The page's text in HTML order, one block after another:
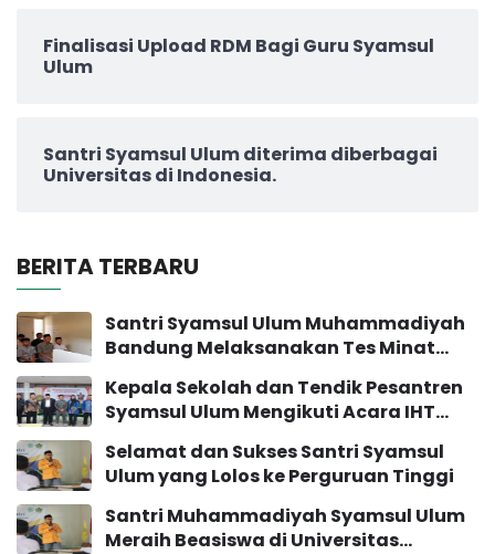
Finalisasi Upload RDM Bagi Guru Syamsul
Ulum
Santri Syamsul Ulum diterima diberbagai
Universitas di Indonesia.
BERITA TERBARU
Santri Syamsul Ulum Muhammadiyah
Bandung Melaksanakan Tes Minat
Kepala Sekolah dan Tendik Pesantren
Syamsul Ulum Mengikuti Acara IHT
Selamat dan Sukses Santri Syamsul
Ulum yang Lolos ke Perguruan Tinggi
Santri Muhammadiyah Syamsul Ulum
Meraih Beasiswa di Universitas